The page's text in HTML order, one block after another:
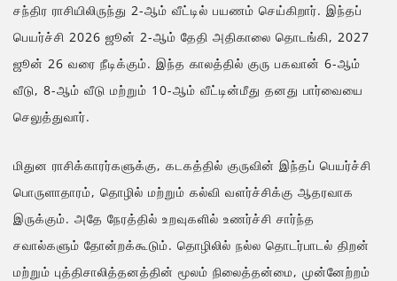
சந்திர ராசியிலிருந்து 2-ஆம் வீட்டில் பயணம் செய்கிறார். இந்தப்
பெயர்ச்சி 2026 ஜூன் 2-ஆம் தேதி அதிகாலை தொடங்கி, 2027
ஜூன் 26 வரை நீடிக்கும். இந்த காலத்தில் குரு பகவான் 6-ஆம்
வீடு, 8-ஆம் வீடு மற்றும் 10-ஆம் வீட்டின்மீது தனது பார்வையை
செலுத்துவார்.
மிதுன ராசிக்காரர்களுக்கு, கடகத்தில் குருவின் இந்தப் பெயர்ச்சி
பொருளாதாரம், தொழில் மற்றும் கல்வி வளர்ச்சிக்கு ஆதரவாக
இருக்கும். அதே நேரத்தில் உறவுகளில் உணர்ச்சி சார்ந்த
சவால்களும் தோன்றக்கூடும். தொழிலில் நல்ல தொடர்பாடல் திறன்
மற்றும் புத்திசாலித்தனத்தின் மூலம் நிலைத்தன்மை, முன்னேற்றம்